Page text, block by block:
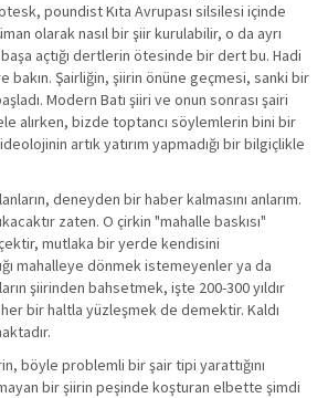
poundist Kıta Avrupası silsilesi içinde
olarak nasıl bir şiir kurulabilir, o da ayrı
açtığı dertlerin ötesinde bir dert bu. Hadi
bakın. Şairliğin, şiirin önüne geçmesi, sanki bir
Modern Batı şiiri ve onun sonrası şairi
alırken, bizde toptancı söylemlerin bini bir
artık yatırım yapmadığı bir bilgiçlikle
deneyden bir haber kalmasını anlarım.
zaten. O çirkin "mahalle baskısı"
mutlaka bir yerde kendisini
mahalleye dönmek istemeyenler ya da
şiirinden bahsetmek, işte 200-300 yıldır
bir haltla yüzleşmek de demektir. Kaldı
böyle problemli bir şair tipi yarattığını
bir şiirin peşinde koşturan elbette şimdi